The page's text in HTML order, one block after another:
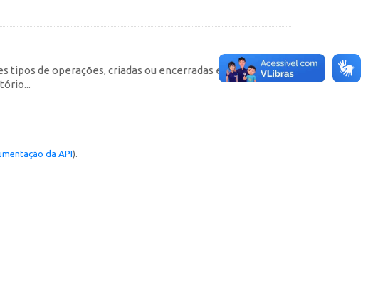
de operações, criadas ou encerradas em cada
da API).